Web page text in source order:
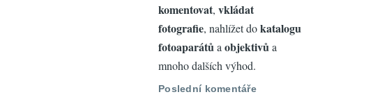
komentovat, vkládat
fotografie, nahlížet dokatalogu
fotoaparátůa objektivůa
mnoho dalších výhod.
Poslední komentáře